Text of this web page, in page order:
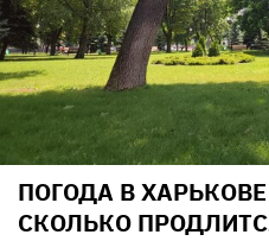
ПОГОДА В
СКОЛЬКО